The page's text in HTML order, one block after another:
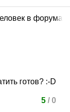
готов? :-D
5/ 0